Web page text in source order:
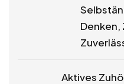
Denken,
Aktives